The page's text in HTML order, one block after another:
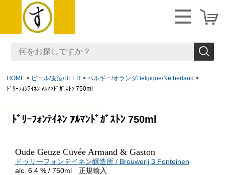
HOME ビール/麦酒/BEER
ベルギー/オランダBelgique/Netherland
ﾄﾞﾘｰﾌｫﾝﾃｲﾈﾝ ｱﾙﾏﾝﾄﾞｶﾞｽﾄﾝ 750ml
ﾄﾞﾘｰﾌｫﾝﾃｲﾈﾝ ｱﾙﾏﾝﾄﾞｶﾞｽﾄﾝ 750ml
Oude Geuze Cuvée Armand & Gaston
ドゥリーフォンテイネン醸造所 / Brouwerij 3 Fonteinen
alc. 6.4 % / 750ml 正規輸入